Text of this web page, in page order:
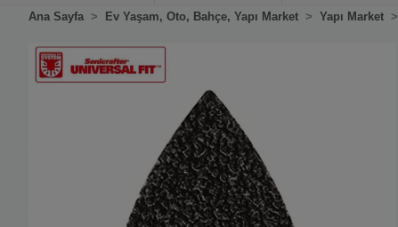
Ana Sayfa Ev Yaşam, Oto, Bahçe, Yapı Market Yapı Market